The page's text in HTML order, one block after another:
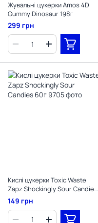
Жувальні цукерки Amos 4D
Gummy Dinosaur 198г
299 грн
Кислі цукерки Toxic Waste
Zapz Shockingly Sour Candies
60г
149 грн